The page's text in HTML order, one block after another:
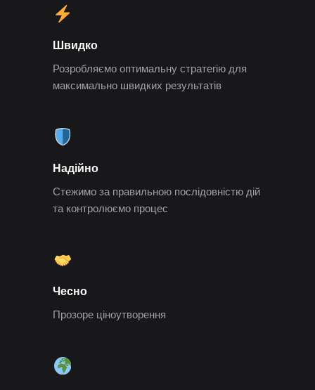
Швидко
Розробляємо оптимальну стратегію для
максимально швидких результатів
Надійно
Стежимо за правильною послідовністю дій
та контролюємо процес
Чесно
Прозоре ціноутворення